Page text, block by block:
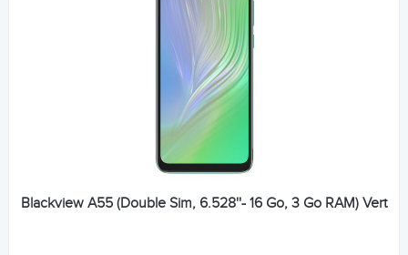
Blackview A55 (Double Sim, 6.528''- 16 Go, 3 Go RAM) Vert